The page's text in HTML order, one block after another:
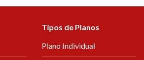
Tipos de Planos
Plano Individual